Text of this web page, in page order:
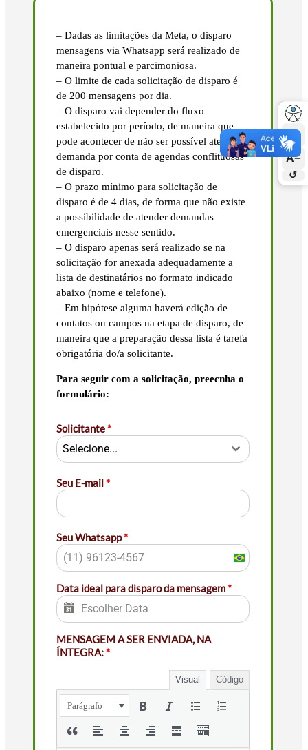
– Dadas as limitações da Meta, o disparo
mensagens via Whatsapp será realizado de
maneira pontual e parcimoniosa.
– O limite de cada solicitação de disparo é
de 200 mensagens por dia.
– O disparo vai depender do fluxo
estabelecido por período, de maneira que
pode acontecer de não ser possível atender à
demanda por conta de agendas conflituosas
de disparo.
– O prazo mínimo para solicitação de
disparo é de 4 dias, de forma que não existe
a possibilidade de atender demandas
emergenciais nesse sentido.
– O disparo apenas será realizado se na
solicitação for anexada adequadamente a
lista de destinatários no formato indicado
abaixo (nome e telefone).
– Em hipótese alguma haverá edição de
contatos ou campos na etapa de disparo, de
maneira que a preparação dessa lista é tarefa
obrigatória do/a solicitante.
Para seguir com a solicitação, preecnha o
formulário:
Solicitante*
Selecione...
Seu E-mail*
Seu Whatsapp*
Brazil
Data ideal para disparo da mensagem*
MENSAGEM A SER ENVIADA, NA
ÍNTEGRA:*
Visual Código
Parágrafo
A+
A−
↺